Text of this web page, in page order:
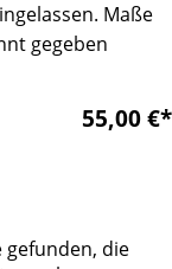
Maße
gegeben
55,00 €*
gefunden, die